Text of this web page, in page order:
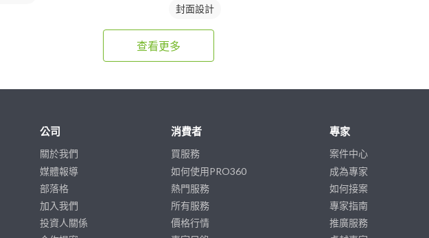
封面設計
查看更多
公司
關於我們
媒體報導
部落格
加入我們
投資人關係
消費者
買服務
如何使用PRO360
熱門服務
所有服務
價格行情
專家
案件中心
成為專家
如何接案
專家指南
推廣服務